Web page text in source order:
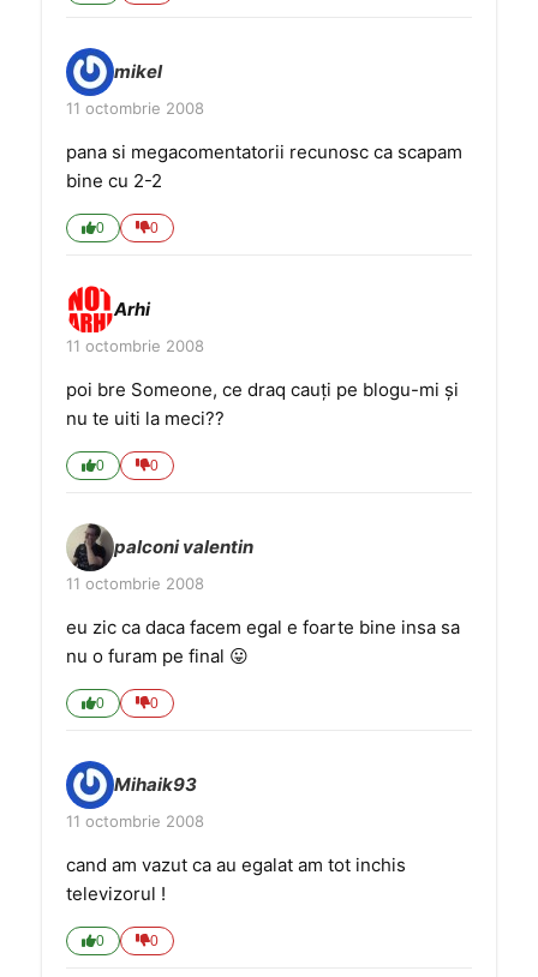
mikel
11 octombrie 2008
pana si megacomentatorii recunosc ca scapam
bine cu 2-2
0 0
Arhi
11 octombrie 2008
poi bre Someone, ce draq cauți pe blogu-mi și
nu te uiti la meci??
0 0
palconi valentin
11 octombrie 2008
eu zic ca daca facem egal e foarte bine insa sa
nu o furam pe final 😛
0 0
Mihaik93
11 octombrie 2008
cand am vazut ca au egalat am tot inchis
televizorul !
0 0